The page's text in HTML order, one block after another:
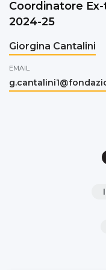
Coordinatore
2024-25
Giorgina Cantalini
EMAIL